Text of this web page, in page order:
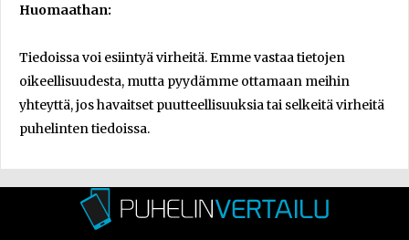
Huomaathan:
Tiedoissa voi esiintyä virheitä. Emme vastaa tietojen
oikeellisuudesta, mutta pyydämme ottamaan meihin
yhteyttä, jos havaitset puutteellisuuksia tai selkeitä virheitä
puhelinten tiedoissa.